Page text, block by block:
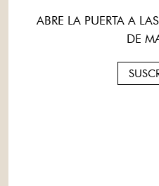
ABRE LA PUERTA A
DE